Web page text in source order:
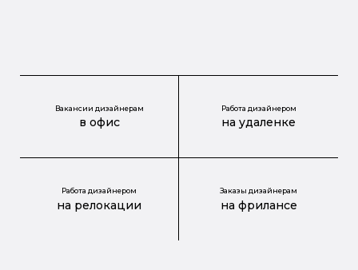
Вакансии дизайнерам
в офис
Работа дизайнером
на удаленке
Работа дизайнером
на релокации
Заказы дизайнерам
на фрилансе